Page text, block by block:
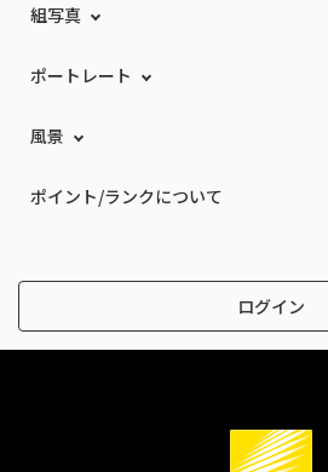
組写真
ポートレート
風景
ポイント/ランクについて
ログイン